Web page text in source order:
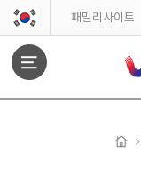
스킵네비게이션
패밀리사이트